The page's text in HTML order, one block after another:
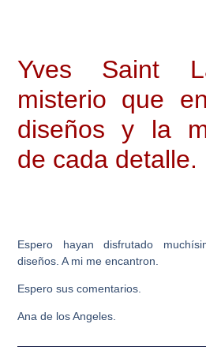
Yves Saint
misterio que
diseños y la
de cada detalle.
Espero hayan disfrutado
diseños. A mi me encantron.
Espero sus comentarios.
Ana de los Angeles.